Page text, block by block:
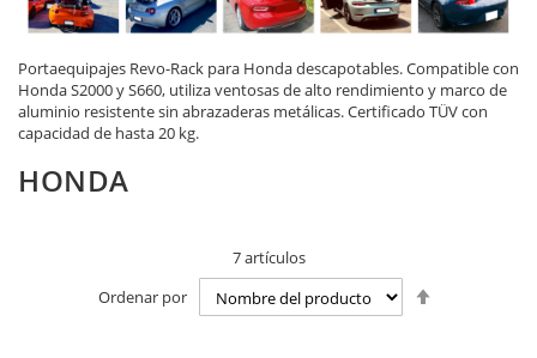
Portaequipajes Revo-Rack para Honda descapotables. Compatible con
Honda S2000 y S660, utiliza ventosas de alto rendimiento y marco de
aluminio resistente sin abrazaderas metálicas. Certificado TÜV con
capacidad de hasta 20 kg.
HONDA
7artículos
Ordenar por